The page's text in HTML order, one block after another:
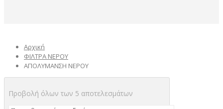
Αρχική
ΦΙΛΤΡΑ ΝΕΡΟΥ
ΑΠΟΛΥΜΑΝΣΗ ΝΕΡΟΥ
Προβολή όλων των 5 αποτελεσμάτων